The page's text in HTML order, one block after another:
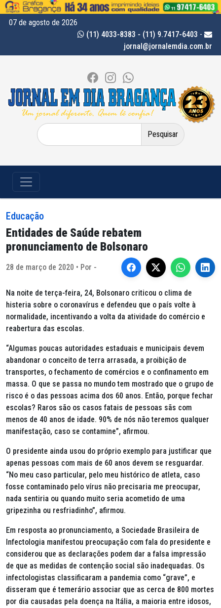
07 de agosto de 2026
(11) 4033-8383 - (11) 9.7417-6403 -
jornal@jornalemdia.com.br
Pesquisar
por:
Educação
Entidades de Saúde rebatem
pronunciamento de Bolsonaro
28 de março de 2020 • Por -
Na noite de terça-feira, 24, Bolsonaro criticou o clima de
histeria sobre o coronavírus e defendeu que o país volte à
normalidade, incentivando a volta da atividade do comércio e
reabertura das escolas.
“Algumas poucas autoridades estaduais e municipais devem
abandonar o conceito de terra arrasada, a proibição de
transportes, o fechamento de comércios e o confinamento em
massa. O que se passa no mundo tem mostrado que o grupo de
risco é o das pessoas acima dos 60 anos. Então, porque fechar
escolas? Raros são os casos fatais de pessoas sãs com
menos de 40 anos de idade. 90% de nós não teremos qualquer
manifestação, caso se contamine”, afirmou.
O presidente ainda usou do próprio exemplo para justificar que
apenas pessoas com mais de 60 anos devem se resguardar.
“No meu caso particular, pelo meu histórico de atleta, caso
fosse contaminado pelo vírus não precisaria me preocupar,
nada sentiria ou quando muito seria acometido de uma
gripezinha ou resfriadinho”, afirmou.
Em resposta ao pronunciamento, a Sociedade Brasileira de
Infectologia manifestou preocupação com fala do presidente e
considerou que as declarações podem dar a falsa impressão
de que as medidas de contenção social são inadequadas. Os
infectologistas classificaram a pandemia como “grave”, e
disseram que é temerário associar que as cerca de 800 mortes
por dia causadas pela doença na Itália, a maioria entre idosos,